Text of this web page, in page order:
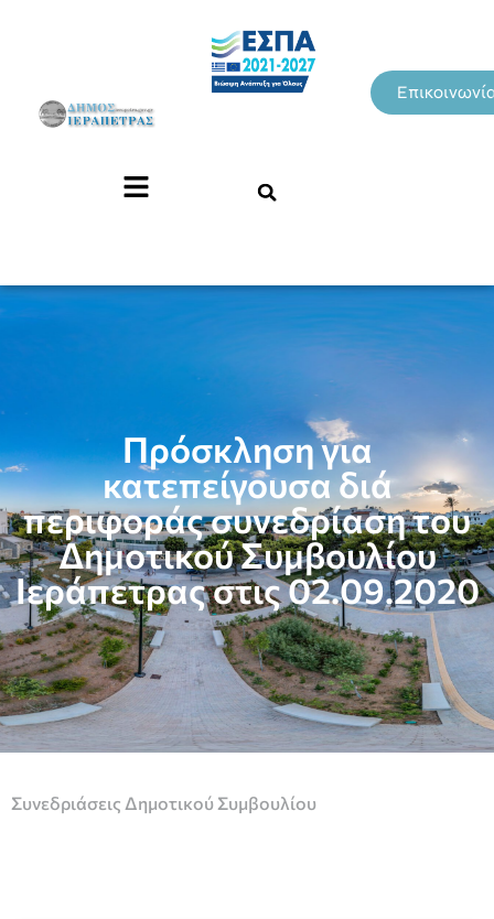
Πρόσκληση για
κατεπείγουσα διά
περιφοράς συνεδρίαση του
Δημοτικού Συμβουλίου
Ιεράπετρας στις 02.09.2020
Συνεδριάσεις Δημοτικού Συμβουλίου